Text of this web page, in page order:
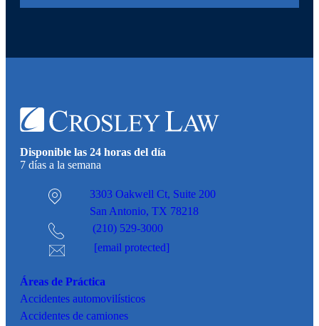
Disponible las 24 horas del día
7 días a la semana
3303 Oakwell Ct, Suite 200
San Antonio, TX 78218
(210) 529-3000
[email protected]
Áreas de Práctica
Accidentes automovilísticos
Accidentes de camiones